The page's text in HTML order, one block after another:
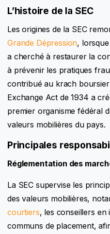
L’histoire de la SEC
Les origines de la SEC
Grande Dépression,
a cherché à restaurer la
à prévenir les pratiques
contribué au krach boursier
Exchange Act de 1934 a
premier organisme fédéral
valeurs mobilières du pays.
Principales
Réglementation des
La SEC supervise les
des valeurs mobilières,
courtiers, les conseillers en
communs de placement,